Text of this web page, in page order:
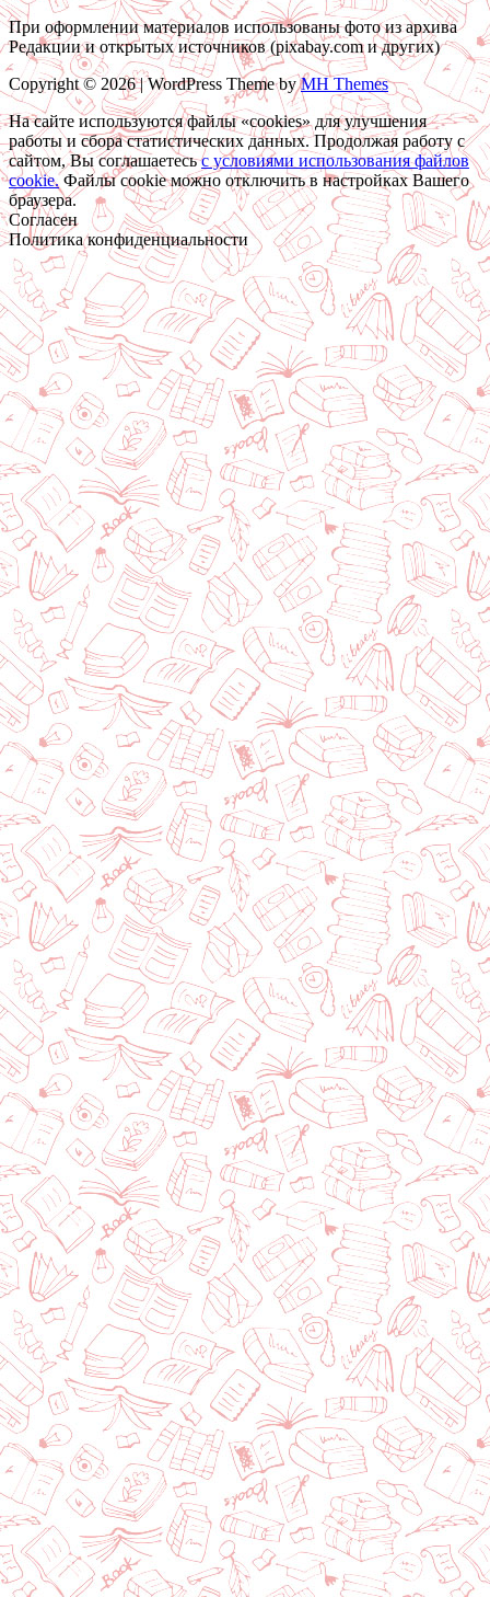
При оформлении материалов использованы фото из архива
Редакции и открытых источников (pixabay.com и других)
Copyright © 2026 | WordPress Theme byMH Themes
На сайте используются файлы «cookies» для улучшения
работы и сбора статистических данных. Продолжая работу с
сайтом, Вы соглашаетесьc условиями использования файлов
cookie.Файлы cookie можно отключить в настройках Вашего
браузера.
Согласен
Политика конфиденциальности